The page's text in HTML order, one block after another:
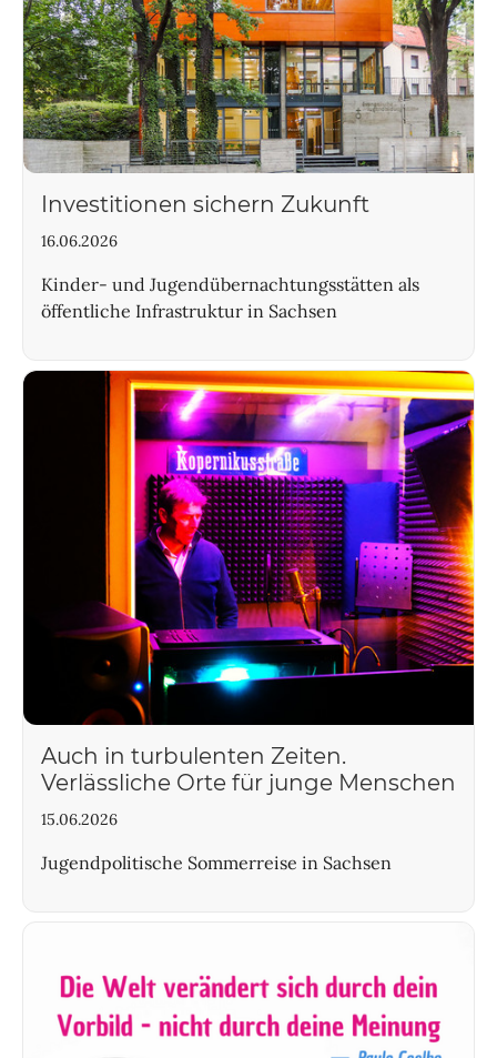
Investitionen sichern Zukunft
16.06.2026
Kinder- und Jugendübernachtungsstätten als
öffentliche Infrastruktur in Sachsen
Auch in turbulenten Zeiten.
Verlässliche Orte für junge Menschen
15.06.2026
Jugendpolitische Sommerreise in Sachsen